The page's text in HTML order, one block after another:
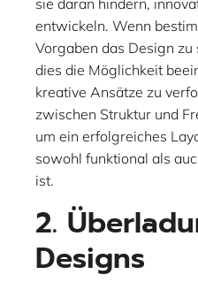
sie daran hindern,
entwickeln. Wenn
Vorgaben das Design
dies die Möglichkeit
kreative Ansätze zu
zwischen Struktur und
um ein erfolgreiches
sowohl funktional als
ist.
2.
Designs